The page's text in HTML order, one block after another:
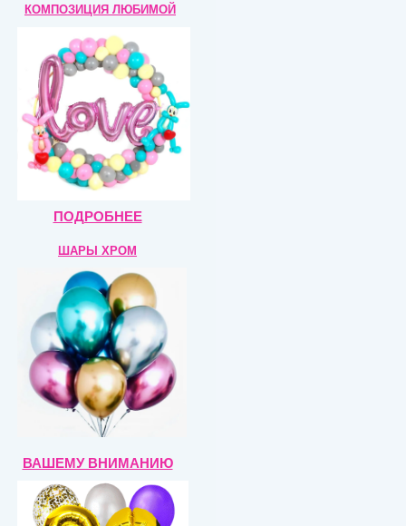
КОМПОЗИЦИЯ ЛЮБИМОЙ
ПОДРОБНЕЕ
ШАРЫ ХРОМ
ВАШЕМУ ВНИМАНИЮ